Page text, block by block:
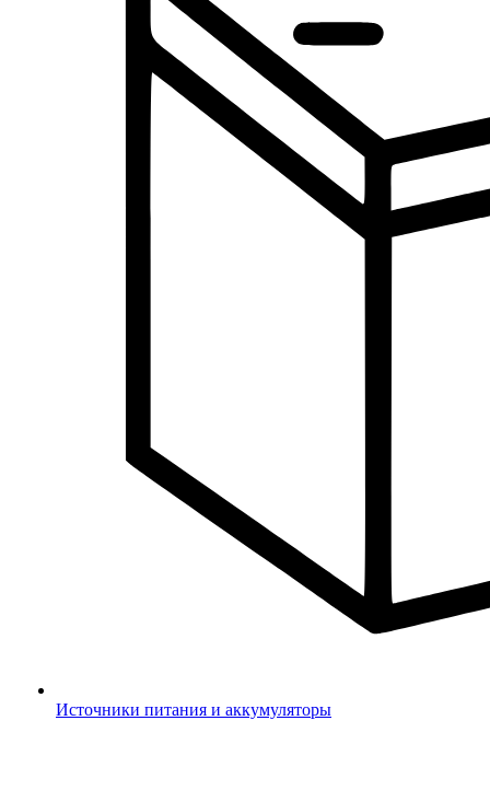
Источники питания и аккумуляторы